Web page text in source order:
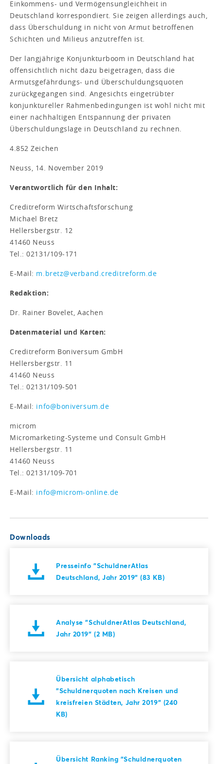
Einkommens- und Vermögensungleichheit in
Deutschland korrespondiert. Sie zeigen allerdings auch,
dass Überschuldung in nicht von Armut betroffenen
Schichten und Milieus anzutreffen ist.
Der langjährige Konjunkturboom in Deutschland hat
offensichtlich nicht dazu beigetragen, dass die
Armutsgefährdungs- und Überschuldungsquoten
zurückgegangen sind. Angesichts eingetrübter
konjunktureller Rahmenbedingungen ist wohl nicht mit
einer nachhaltigen Entspannung der privaten
Überschuldungslage in Deutschland zu rechnen.
4.852 Zeichen
Neuss, 14. November 2019
Verantwortlich für den Inhalt:
Creditreform Wirtschaftsforschung
Michael Bretz
Hellersbergstr. 12
41460 Neuss
Tel.: 02131/109-171
E-Mail: m.bretz@verband.creditreform.de
Redaktion:
Dr. Rainer Bovelet, Aachen
Datenmaterial und Karten:
Creditreform Boniversum GmbH
Hellersbergstr. 11
41460 Neuss
Tel.: 02131/109-501
E-Mail: info@boniversum.de
microm
Micromarketing-Systeme und Consult GmbH
Hellersbergstr. 11
41460 Neuss
Tel.: 02131/109-701
E-Mail: info@microm-online.de
Downloads
Presseinfo "SchuldnerAtlas
Deutschland, Jahr 2019" (83 KB)
Analyse "SchuldnerAtlas Deutschland,
Jahr 2019" (2 MB)
Übersicht alphabetisch
"Schuldnerquoten nach Kreisen und
kreisfreien Städten, Jahr 2019" (240
KB)
Übersicht Ranking "Schuldnerquoten